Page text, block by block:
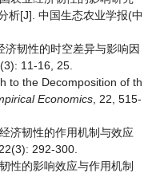
[J]. 中国生态农业学报(中
韧性的时空差异与影响因
11-16, 25.
to the Decomposition of th
Economics , 22, 515-
济韧性的作用机制与效应
292-300.
性的影响效应与作用机制